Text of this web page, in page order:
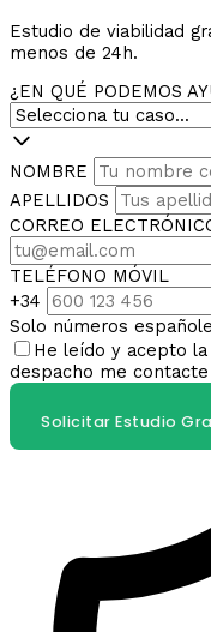
Estudio de viabilidad
menos de 24h.
¿EN QUÉ PODEMOS
NOMBRE
APELLIDOS
CORREO
TELÉFONO MÓVIL
+34
Solo números
He leído y acepto la
despacho me
Solicitar Estudio